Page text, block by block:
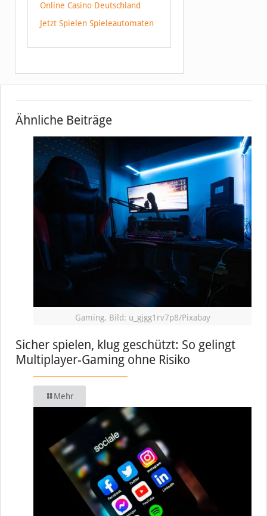
Online Casino Deutschland
Jetzt Spielen Spieleautomaten
Ähnliche Beiträge
Gaming, Bild: u_gjgg1rv7p8/Pixabay
Sicher spielen, klug geschützt: So gelingt
Multiplayer-Gaming ohne Risiko
Mehr